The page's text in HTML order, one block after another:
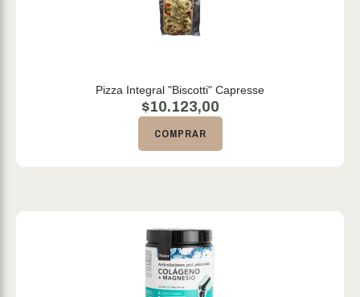
Pizza Integral "Biscotti" Capresse
$10.123,00
COMPRAR